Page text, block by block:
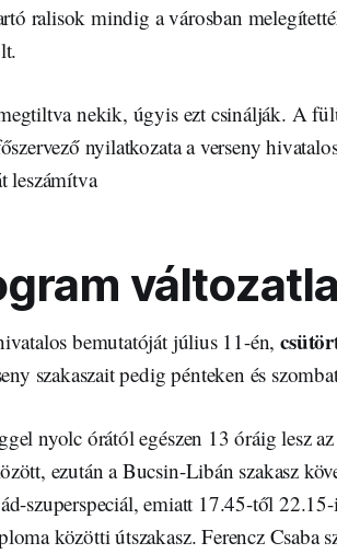
ralisok mindig a városban
nekik, úgyis ezt csinálják. A
nyilatkozata a verseny
leszámítva
bemutatóját július 11-én,
szakaszait pedig pénteken és
nyolc órától egészen 13 óráig lesz
ezután a Bucsin-Libán szakasz
szuperspeciál, emiatt 17.45-től
közötti útszakasz. Ferencz Csaba